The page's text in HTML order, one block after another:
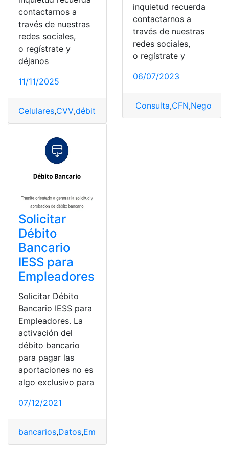
contactarnos a
través de nuestras
redes sociales,
o regístrate y
déjanos
11/11/2025
Celulares,CVV,débito Funciones,solicitar débito,tarjeta
inquietud recuerda
contactarnos a
través de nuestras
redes sociales,
o regístrate y
06/07/2023
Consulta,CFN,Negocio
Solicitar
Débito
Bancario
IESS para
Empleadores
Solicitar Débito
Bancario IESS para
Empleadores. La
activación del
débito bancario
para pagar las
aportaciones no es
algo exclusivo para
07/12/2021
bancarios,Datos,Empleado